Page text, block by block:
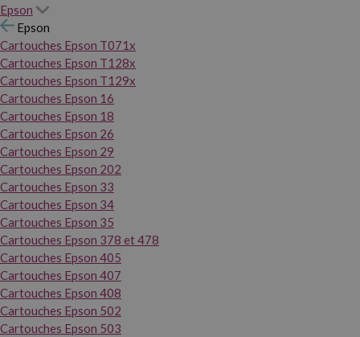
Epson
Epson
Cartouches Epson T071x
Cartouches Epson T128x
Cartouches Epson T129x
Cartouches Epson 16
Cartouches Epson 18
Cartouches Epson 26
Cartouches Epson 29
Cartouches Epson 202
Cartouches Epson 33
Cartouches Epson 34
Cartouches Epson 35
Cartouches Epson 378 et 478
Cartouches Epson 405
Cartouches Epson 407
Cartouches Epson 408
Cartouches Epson 502
Cartouches Epson 503